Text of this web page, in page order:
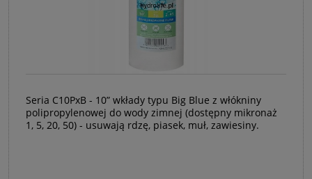
Seria C10PxB - 10” wkłady typu Big Blue z włókniny
polipropylenowej do wody zimnej (dostępny mikronaż
1, 5, 20, 50) - usuwają rdzę, piasek, muł, zawiesiny.